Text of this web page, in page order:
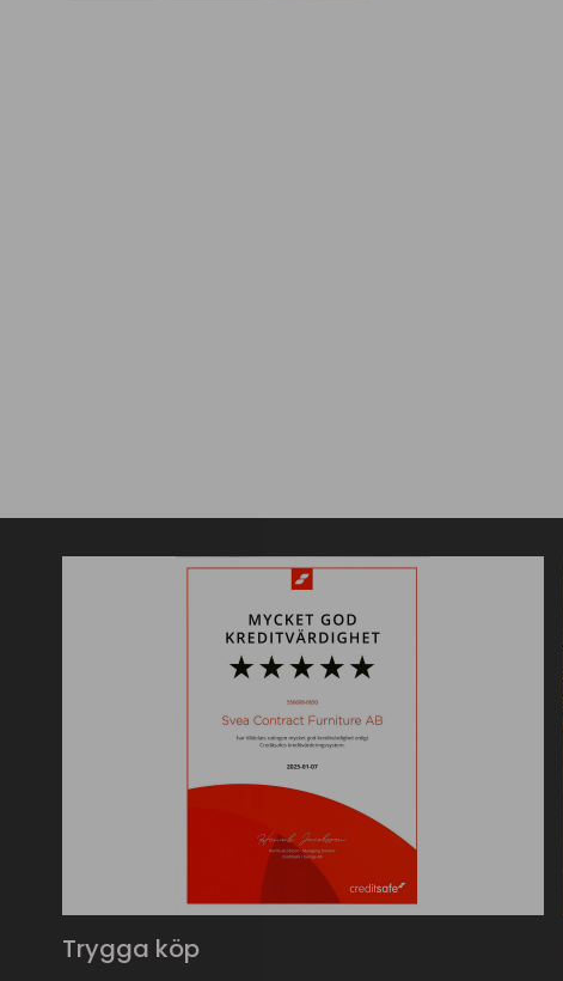
Trygga köp